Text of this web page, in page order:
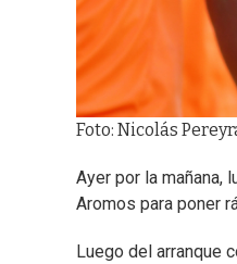
Foto: Nicolás
Ayer por la mañana,
Aromos para poner
Luego del arranque